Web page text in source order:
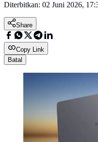
Diterbitkan: 02 Juni 2026,
Share
Copy Link
Batal